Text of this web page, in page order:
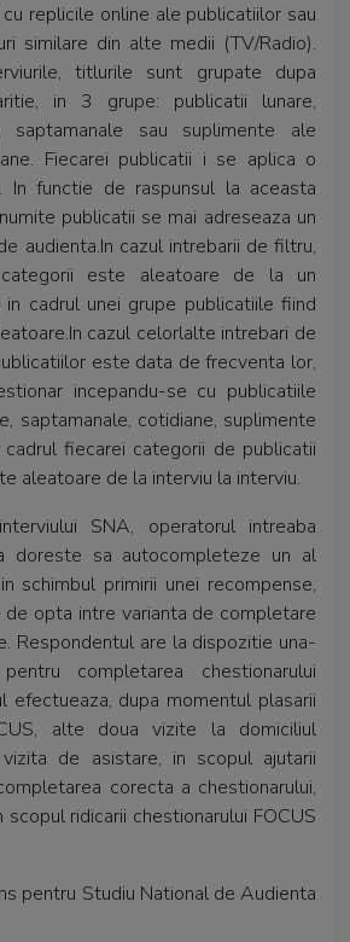
replicile online ale publicatiilor sau
similare din alte medii (TV/Radio).
titlurile sunt grupate dupa
in 3 grupe: publicatii lunare,
saptamanale sau suplimente ale
Fiecarei publicatii i se aplica o
In functie de raspunsul la aceasta
publicatii se mai adreseaza un
audienta.In cazul intrebarii de filtru,
este aleatoare de la un
cadrul unei grupe publicatiile fiind
cazul celorlalte intrebari de
este data de frecventa lor,
incepandu-se cu publicatiile
saptamanale, cotidiane, suplimente
fiecarei categorii de publicatii
aleatoare de la interviu la interviu.
SNA, operatorul intreaba
doreste sa autocompleteze un al
schimbul primirii unei recompense,
de opta intre varianta de completare
Respondentul are la dispozitie una-
completarea chestionarului
efectueaza, dupa momentul plasarii
alte doua vizite la domiciliul
de asistare, in scopul ajutarii
corecta a chestionarului,
ridicarii chestionarului FOCUS
pentru Studiu National de Audienta